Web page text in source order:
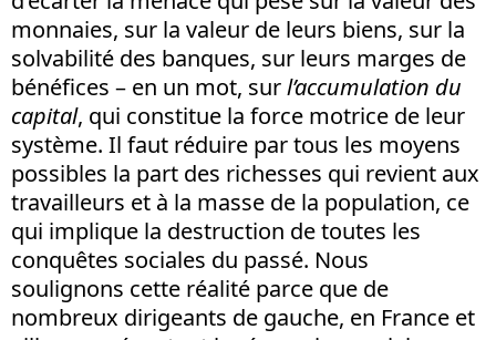
monnaies, sur la valeur de leurs biens, sur la
solvabilité des banques, sur leurs marges de
bénéfices – en un mot, surl’accumulation du
capital, qui constitue la force motrice de leur
système. Il faut réduire par tous les moyens
possibles la part des richesses qui revient aux
travailleurs et à la masse de la population, ce
qui implique la destruction de toutes les
conquêtes sociales du passé. Nous
soulignons cette réalité parce que de
nombreux dirigeants de gauche, en France et